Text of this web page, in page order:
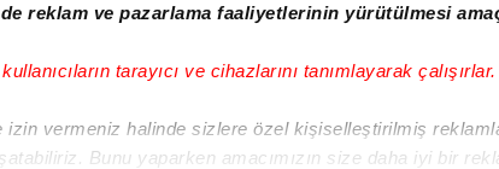
reklam ve pazarlama faaliyetlerinin yürütülmesi
tarayıcı ve cihazlarını tanımlayarak çalışırlar.
izin vermeniz halinde sizlere özel kişiselleştirilmiş
Bunu yaparken amacımızın size daha iyi bir